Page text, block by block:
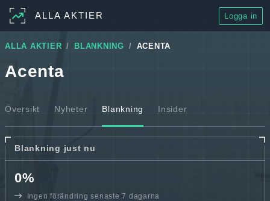
ALLA AKTIER Logga in
ALLA AKTIER BLANKNING ACENTA
Acenta
Översikt Nyheter Blankning Insider
Blankning just nu
0%
Ingen förändring senaste 7 dagarna